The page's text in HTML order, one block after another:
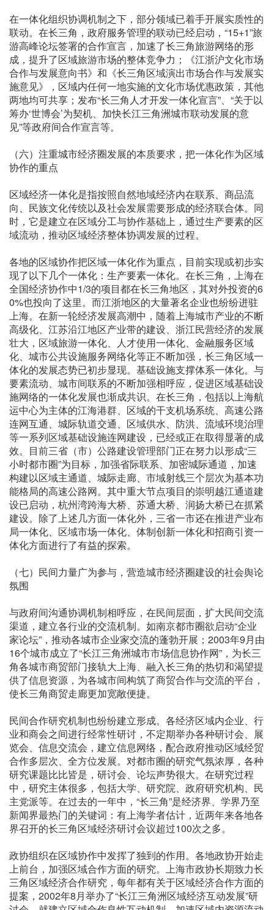
在一体化组织协调机制之下，部分领域已着手开展实质性的
联动。在长三角，政府服务管理的联动已经启动，“15+1”旅
游高峰论坛签署的合作宣言，加速了长三角旅游网络的形
成，提升了区域旅游市场的整体竞争力；《江浙沪文化市场
合作与发展意向书》和《长三角区域演出市场合作与发展实
施意见》，区域内任何一地实施的文化市场优惠政策，其他
两地均可共享；发布“长三角人才开发一体化宣言”、“关于以
筹办‘世博会’为契机、加快长江三角洲城市联动发展的意
见”等政府间合作宣言等。
（六）注重城市经济圈发展的本质要求，把一体化作为区域
协作的重点
区域经济一体化是指按照自然地域经济内在联系、商品流
向、民族文化传统以及社会发展需要形成的经济联合体。同
时，它是建立在区域分工与协作基础上，通过生产要素的区
域流动，推动区域经济整体协调发展的过程。
各地的区域协作把区域一体化作为重点，目前实现或初步实
现了以下几个一体化：生产要素一体化。在长三角，上海在
全国经济协作中1/3的项目都在长三角地区，其对外投资的6
0%也投向了这里。而江浙地区的大量著名企业也纷纷进驻
上海。在新一轮经济发展高潮中，随着上海城市产业的不断
高级化、江苏沿江地区产业带的建设、浙江民营经济的发展
壮大，区域旅游一体化、人才使用一体化、金融服务区域
化、城市公共设施服务网络化等正不断加强，长三角区域一
体化的发展态势已初步显现。基础设施支撑体系一体化。与
要素流动、城市间联系的不断加强相呼应，促进区域基础设
施网络的一体化发展也渐成共识。在长三角，包括以上海航
运中心为主体的江海港群、区域的干支机场系统、高速公路
连网互通、城际轨道交通、区域供水、防洪、流域环境治理
等一系列区域基础设施连网建设，已经或正在取得显著的成
效。目前三省（市）公路建设管理部门正在努力以形成“三
小时都市圈”为目标，加强省际联系、加密城际通道，加速
构建以区域主通道、城际走廊、市域射线三个层次为基本功
能格局的高速公路网。其中重大节点项目的崇明越江通道建
设已启动，杭州湾跨海大桥、苏通大桥、润扬大桥已在抓紧
建设。除了上述几方面一体化外，三省一市还在推进产业布
局一体化、区域市场一体化、体制创新一体化和招商引资一
体化方面进行了有益的探索。
（七）民间力量广为参与，营造城市经济圈建设的社会舆论
氛围
与政府间沟通协调机制相呼应，在民间层面，扩大民间交流
渠道，建立各行业的交流机制。如南京都市圈欲启动“企业
家论坛”，推动各城市企业家交流的蓬勃开展；2003年9月由
16个城市成立了“长江三角洲城市市场信息协作网”，为长三
角各城市商贸部门接轨大上海、融入长三角的热切和渴望提
供了信息资源，为各城市间构筑了商贸合作与交流的平台，
使长三角商贸走廊更加宽敞便捷。
民间合作研究机制也纷纷建立形成。各经济区域内企业、行
业和商会之间进行经常性研讨，不定期举办各种研讨会、展
览会、信息交流会，建立信息网络，配合政府推动区域经贸
合作多层次、全方位发展。对都市圈的研究气氛浓厚，各种
研究课题比比皆是，研讨会、论坛声势很大。在研究过程
中，研究主体很多，包括大学、研究院、政府研究机构、民
主党派等。在过去的一年中，“长三角”是经济界、学界乃至
新闻界最热门的关键词：有上海学者估计，近两年来各地各
界召开的长三角区域经济研讨会议超过100次之多。
政协组织在区域协作中发挥了独到的作用。各地政协开始走
上前台，加强区域合作方面的研究。上海市政协长期致力长
三角区域经济合作研究，每年都有关于区域经济合作方面的
提案，2002年8月举办了“长江三角洲区域经济互动发展”研